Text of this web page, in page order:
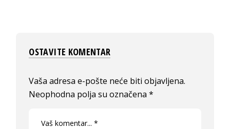
OSTAVITE KOMENTAR
Vaša adresa e-pošte neće biti objavljena.
Neophodna polja su označena*